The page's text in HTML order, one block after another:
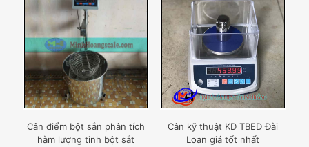
Cân điểm bột sắn phân tích
hàm lượng tinh bột sắt
Cân kỹ thuật KD TBED Đài
Loan giá tốt nhất